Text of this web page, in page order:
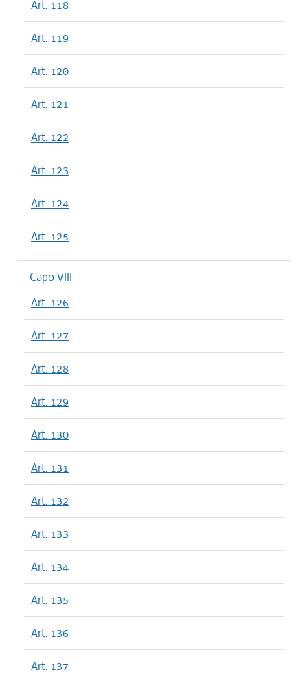
Art. 118
Art. 119
Art. 120
Art. 121
Art. 122
Art. 123
Art. 124
Art. 125
Capo VIII
Art. 126
Art. 127
Art. 128
Art. 129
Art. 130
Art. 131
Art. 132
Art. 133
Art. 134
Art. 135
Art. 136
Art. 137